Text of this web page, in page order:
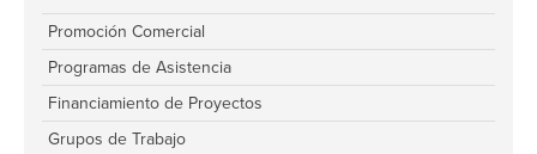
Promoción Comercial
Programas de Asistencia
Financiamiento de Proyectos
Grupos de Trabajo